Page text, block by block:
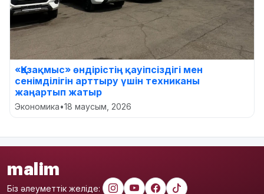
«Қазақмыс» өндірістің қауіпсіздігі мен
сенімділігін арттыру үшін техниканы
жаңартып жатыр
Экономика•18 маусым, 2026
malim
Біз әлеуметтік желіде: